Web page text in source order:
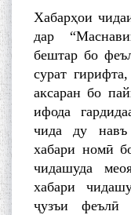
Хабарҳои
дар
бештар бо
сурат
аксаран бо
ифода
чида ду
хабари номӣ
чидашуда
хабари
ҷузъи феълӣ